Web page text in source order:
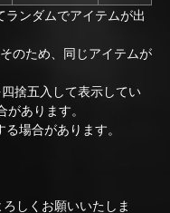
ンダムでアイテムが出
のため、同じアイテムが
捨五入して表示してい
あります。
場合があります。
しくお願いいたしま